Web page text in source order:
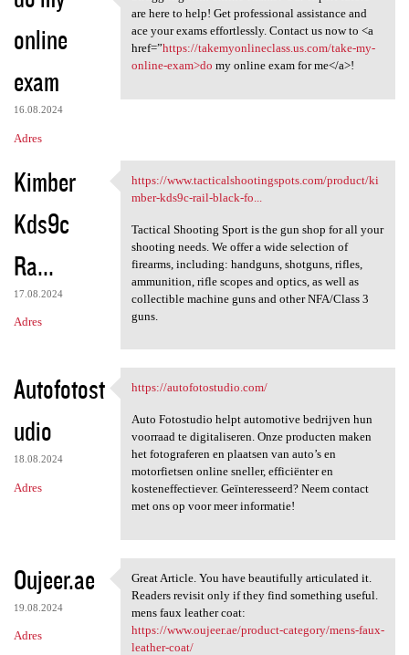
online
exam
16.08.2024
Adres
Struggling with online exams?
are here to help! Get professional assistance and
ace your exams effortlessly. Contact us now to <a
href=”https://takemyonlineclass.us.com/take-my-
online-exam>do my online exam for me</a>!
Kimber
Kds9c
Ra...
17.08.2024
Adres
https://www
https://www.tacticalshootingspots.com/product/ki
mber-kds9c-rail-black-fo...
Tactical Shooting Sport is the gun shop for all your
shooting needs. We offer a wide selection of
firearms, including: handguns, shotguns, rifles,
ammunition, rifle scopes and optics, as well as
collectible machine guns and other NFA/Class 3
guns.
Autofotost
udio
18.08.2024
Adres
https://autofotostudio.com/
https://autofotostudio.com/
Auto Fotostudio helpt automotive bedrijven hun
voorraad te digitaliseren. Onze producten maken
het fotograferen en plaatsen van auto’s en
motorfietsen online sneller, efficiënter en
kosteneffectiever. Geïnteresseerd? Neem contact
met ons op voor meer informatie!
Oujeer.ae
19.08.2024
Adres
Great Article. You have
Great Article. You have beautifully articulated it.
Readers revisit only if they find something useful.
mens faux leather coat:
https://www.oujeer.ae/product-category/mens-faux-
leather-coat/